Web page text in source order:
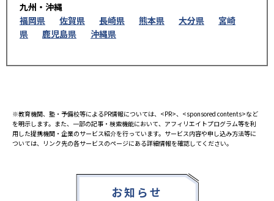
九州・沖縄
福岡県
佐賀県 長崎県 熊本県 大分県
宮崎
県
鹿児島県 沖縄県
※教育機関、塾・予備校等によるPR情報については、<PR>、<sponsored contents>など
を明示します。また、一部の記事・検索機能において、アフィリエイトプログラム等を利
用した提携機関・企業のサービス紹介を行っています。サービス内容や申し込み方法等に
ついては、リンク先の各サービスのページにある詳細情報を確認してください。
お知らせ